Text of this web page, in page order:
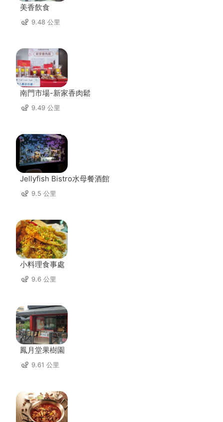
美香飲食
9.48 公里
南門市場-新家香肉鬆
9.49 公里
Jellyfish Bistro水母餐酒館
9.5 公里
小料理食事處
9.6 公里
鳳月堂果樹園
9.61 公里